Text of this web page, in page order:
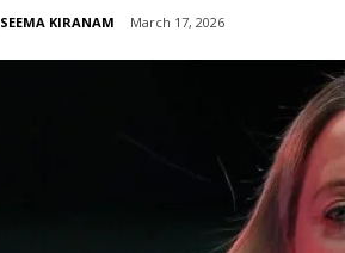
SEEMA KIRANAM March 17, 2026